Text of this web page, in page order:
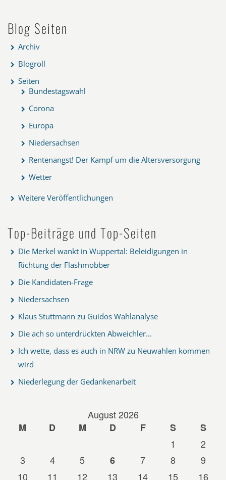
Blog Seiten
Archiv
Blogroll
Seiten
Bundestagswahl
Corona
Europa
Niedersachsen
Rentenangst! Der Kampf um die Altersversorgung
Wetter
Weitere Veröffentlichungen
Top-Beiträge und Top-Seiten
Die Merkel wankt in Wuppertal: Beleidigungen in
Richtung der Flashmobber
Die Kandidaten-Frage
Niedersachsen
Klaus Stuttmann zu Guidos Wahlanalyse
Die ach so unterdrückten Abweichler...
Ich wette, dass es auch in NRW zu Neuwahlen kommen
wird
Niederlegung der Gedankenarbeit
August 2026
M
D M D F S
S
1
2
3
4 5 6 7 8
9
10
11 12 13 14 15 16